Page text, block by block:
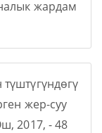
жардам
жер-суу
2017, - 48